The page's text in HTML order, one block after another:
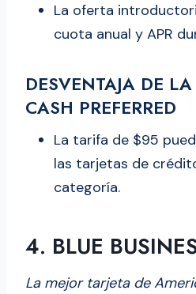
La oferta
cuota anual y APR
DESVENTAJA DE LA
CASH PREFERRED
La tarifa de $95
las tarjetas de
categoría.
4. BLUE
La mejor tarjeta de